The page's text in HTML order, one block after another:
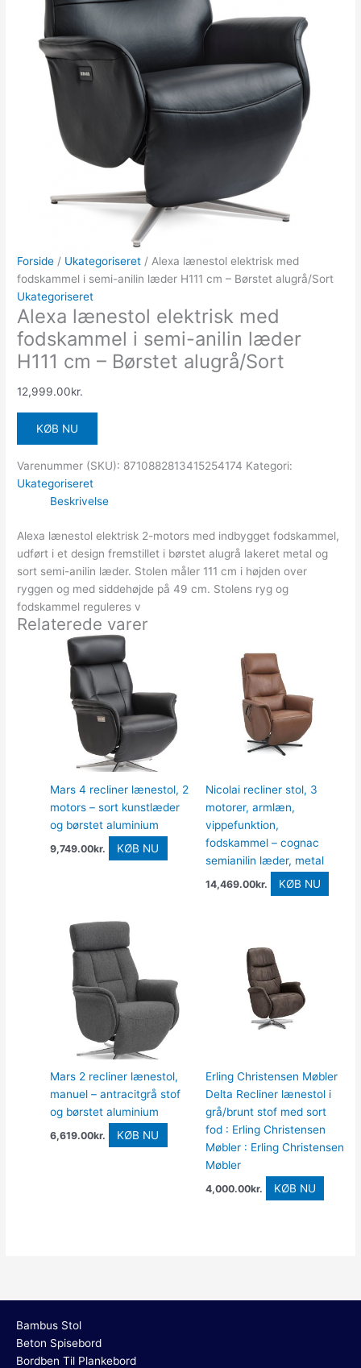
Forside / Ukategoriseret / Alexa lænestol elektrisk med
fodskammel i semi-anilin læder H111 cm – Børstet alugrå/Sort
Ukategoriseret
Alexa lænestol elektrisk med
fodskammel i semi-anilin læder
H111 cm – Børstet alugrå/Sort
12,999.00kr.
KØB NU
Varenummer (SKU): 8710882813415254174 Kategori:
Ukategoriseret
Beskrivelse
Alexa lænestol elektrisk 2-motors med indbygget fodskammel,
udført i et design fremstillet i børstet alugrå lakeret metal og
sort semi-anilin læder. Stolen måler 111 cm i højden over
ryggen og med siddehøjde på 49 cm. Stolens ryg og
fodskammel reguleres v
Relaterede varer
Mars 4 recliner lænestol, 2
motors – sort kunstlæder
og børstet aluminium
9,749.00kr. KØB NU
Nicolai recliner stol, 3
motorer, armlæn,
vippefunktion,
fodskammel – cognac
semianilin læder, metal
14,469.00kr. KØB NU
Mars 2 recliner lænestol,
manuel – antracitgrå stof
og børstet aluminium
6,619.00kr. KØB NU
Erling Christensen Møbler
Delta Recliner lænestol i
grå/brunt stof med sort
fod : Erling Christensen
Møbler : Erling Christensen
Møbler
4,000.00kr. KØB NU
Bambus Stol
Beton Spisebord
Bordben Til Plankebord